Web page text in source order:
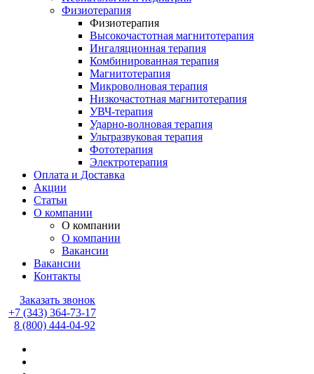
Физиотерапия
Физиотерапия
Высокочастотная магнитотерапия
Ингаляционная терапия
Комбинированная терапия
Магнитотерапия
Микроволновая терапия
Низкочастотная магнитотерапия
УВЧ-терапия
Ударно-волновая терапия
Ультразвуковая терапия
Фототерапия
Электротерапия
Оплата и Доставка
Акции
Статьи
О компании
О компании
О компании
Вакансии
Вакансии
Контакты
Заказать звонок
+7 (343) 364-73-17
8 (800) 444-04-92